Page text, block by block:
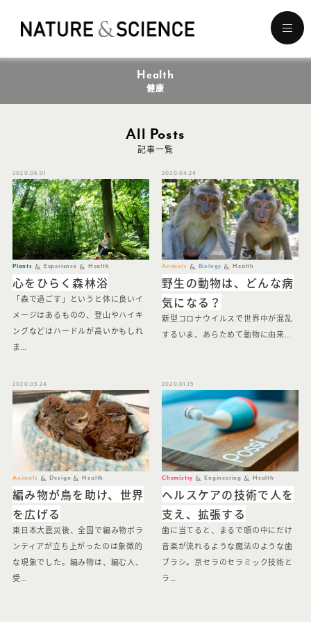
ュ
Health
健康
All Posts
記事一覧
Plants Experience Health
2020.06.01
心をひらく森林浴
「森で過ごす」というと体に良いイ
メージはあるものの、登山やハイキ
ングなどはハードルが高いかもしれ
ま…
Animals Biology Health
2020.04.24
野生の動物は、どんな病
気になる？
新型コロナウイルスで世界中が混乱
するいま、あらためて動物に由来…
Animals Design Health
2020.03.24
編み物が鳥を助け、世界
を広げる
東日本大震災後、全国で編み物ボラ
ンティアが立ち上がったのは象徴的
な現象でした。編み物は、編む人、
受…
Chemistry Engineering Health
2020.01.15
ヘルスケアの技術で人を
支え、拡張する
歯に当てると、まるで頭の中にだけ
音楽が流れるような魔法のような歯
ブラシ。京セラのセラミック技術と
ラ…